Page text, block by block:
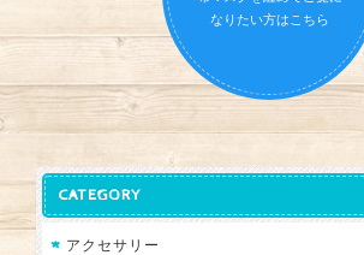
なりたい方はこちら
CATEGORY
アクセサリー